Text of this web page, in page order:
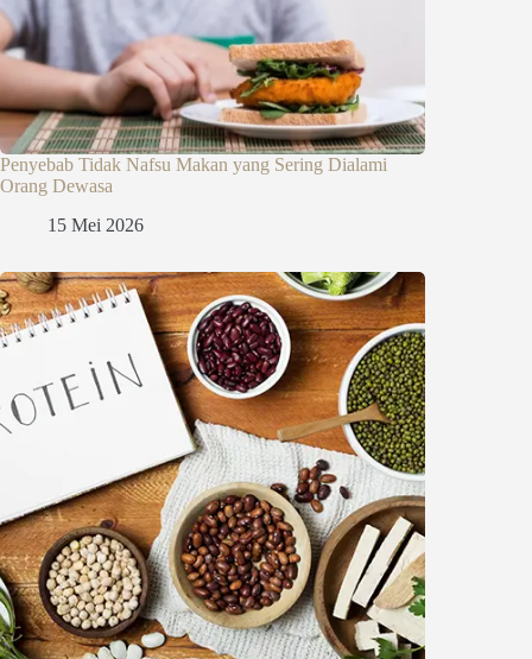
Penyebab Tidak Nafsu Makan yang Sering Dialami
Orang Dewasa
15 Mei 2026